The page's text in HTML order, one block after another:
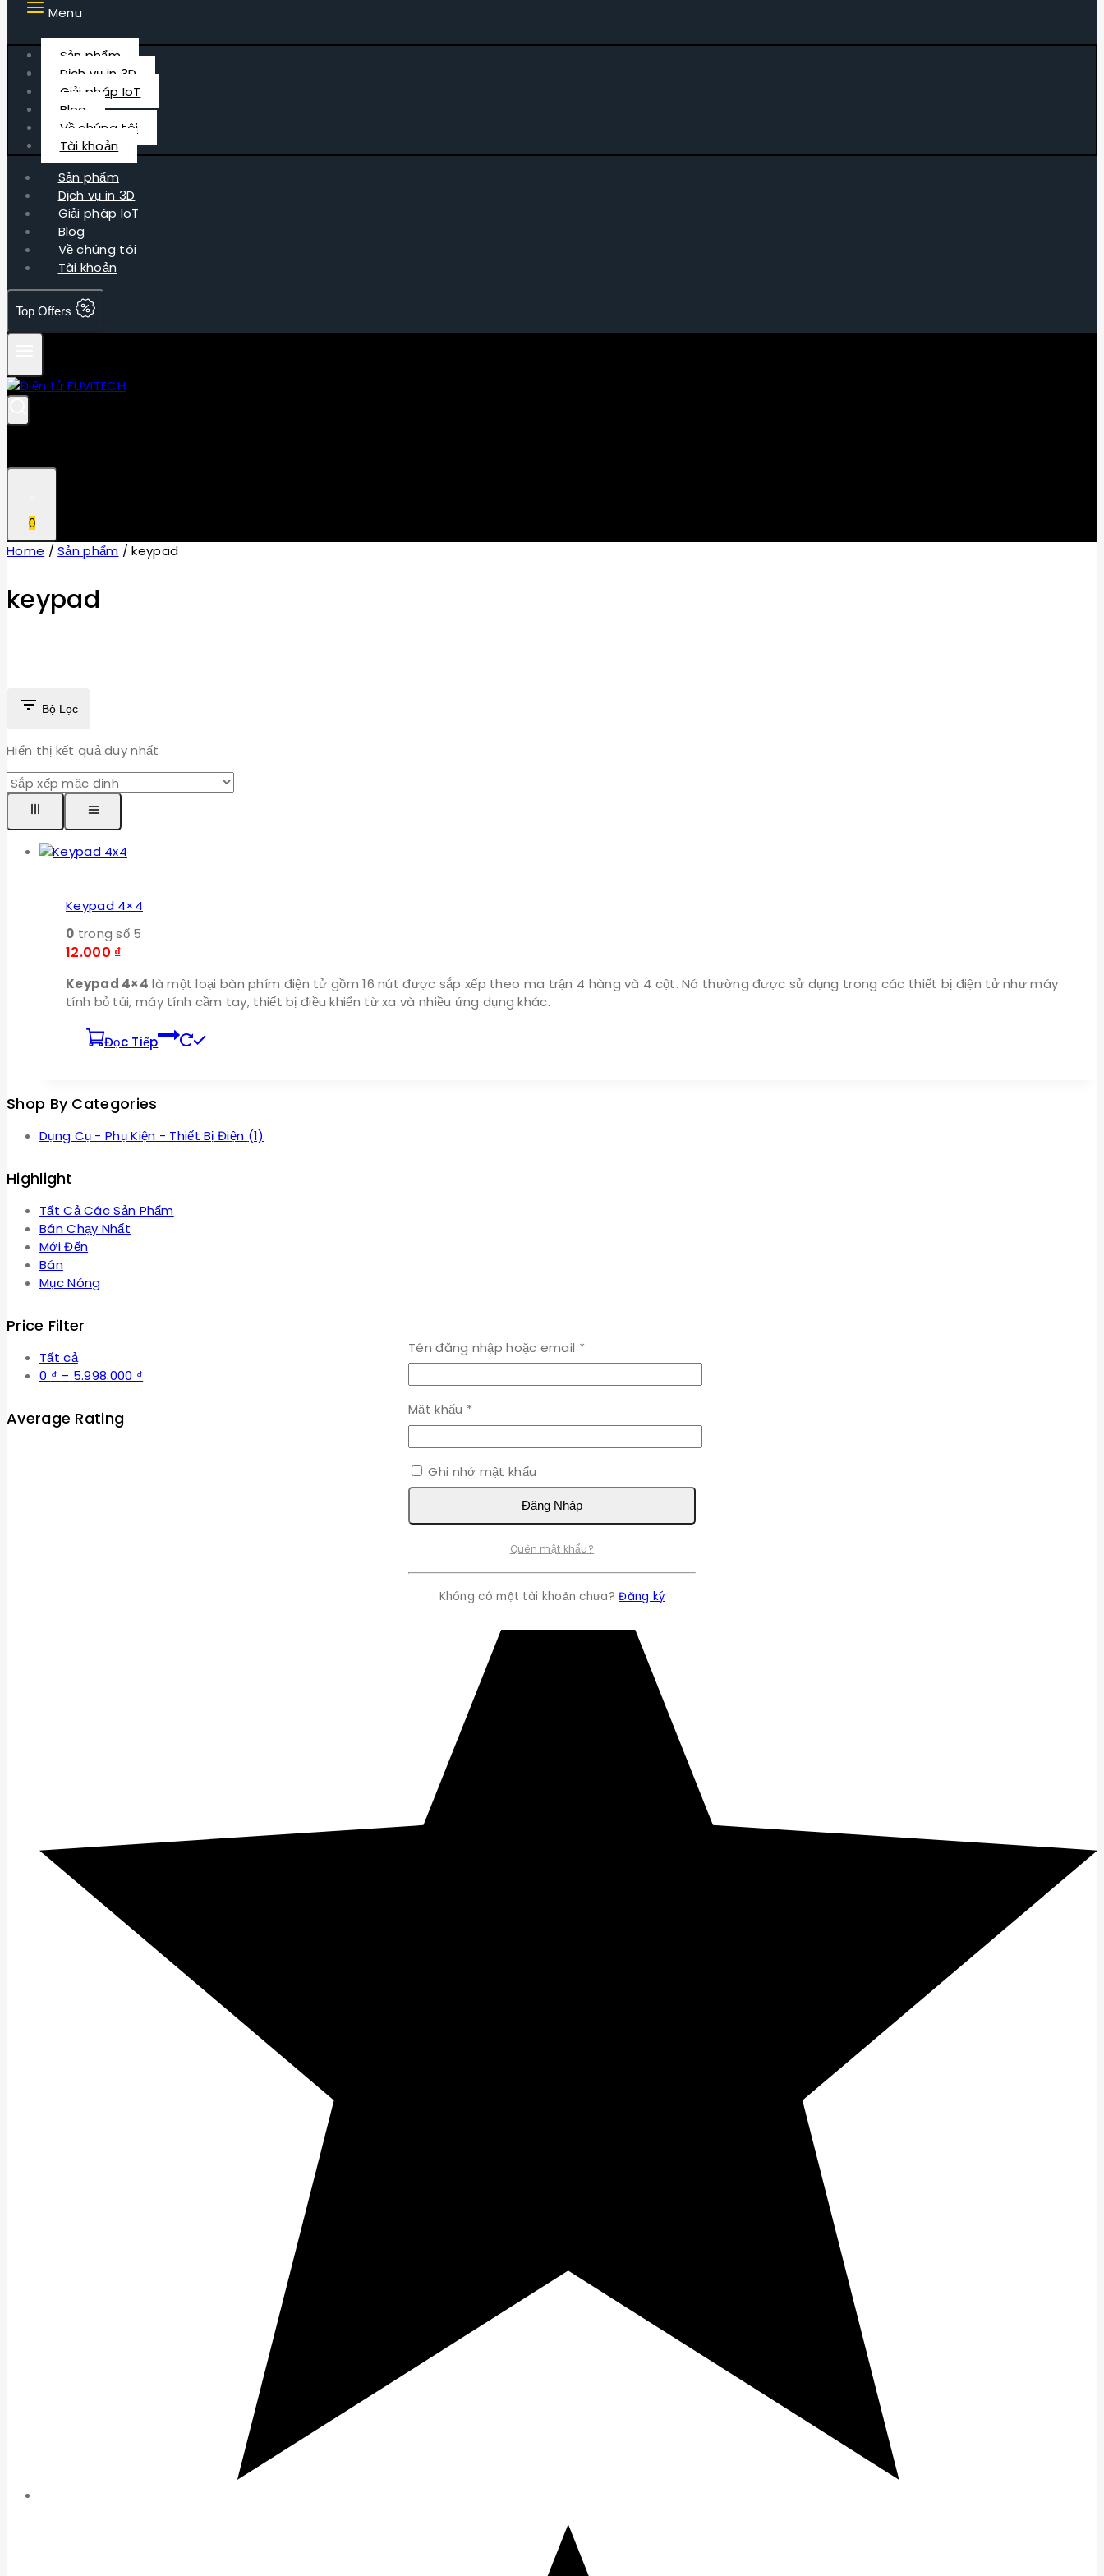
Menu
Sản phẩm
Dịch vụ in 3D
Giải pháp IoT
Blog
Về chúng tôi
Tài khoản
Sản phẩm
Dịch vụ in 3D
Giải pháp IoT
Blog
Về chúng tôi
Tài khoản
Top Offers
0
Home / Sản phẩm / keypad
keypad
Bộ Lọc
Hiển thị kết quả duy nhất
Keypad 4×4
0 trong số 5
12.000 ₫
Keypad 4×4 là một loại bàn phím điện tử gồm 16 nút được sắp xếp theo ma trận 4 hàng và 4 cột. Nó thường được sử dụng trong các thiết bị điện tử như máy
tính bỏ túi, máy tính cầm tay, thiết bị điều khiển từ xa và nhiều ứng dụng khác.
Đọc Tiếp
Shop By Categories
Dụng Cụ - Phụ Kiện - Thiết Bị Điện (1)
Highlight
Tất Cả Các Sản Phẩm
Bán Chạy Nhất
Mới Đến
Bán
Mục Nóng
Price Filter
Tất cả
0 ₫ – 5.998.000 ₫
Average Rating
Tên đăng nhập hoặc email *Bắt
buộc
Mật khẩu *
buộc
Ghi nhớ mật khẩu
Đăng Nhập
Quên mật khẩu?
Không có một tài khoản chưa?Đăng ký